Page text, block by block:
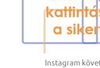
Instagram